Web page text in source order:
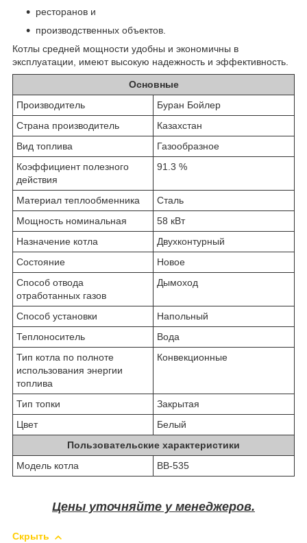
ресторанов и
производственных объектов.
Котлы средней мощности удобны и экономичны в
эксплуатации, имеют высокую надежность и эффективность.
Основные
Производитель
Буран Бойлер
Страна производитель
Казахстан
Вид топлива
Газообразное
Коэффициент полезного
действия
91.3 %
Материал теплообменника
Сталь
Мощность номинальная
58 кВт
Назначение котла
Двухконтурный
Состояние
Новое
Способ отвода
отработанных газов
Дымоход
Способ установки
Напольный
Теплоноситель
Вода
Тип котла по полноте
использования энергии
топлива
Конвекционные
Тип топки
Закрытая
Цвет
Белый
Пользовательские характеристики
Модель котла
BB-535
Цены уточняйте у менеджеров.
Скрыть